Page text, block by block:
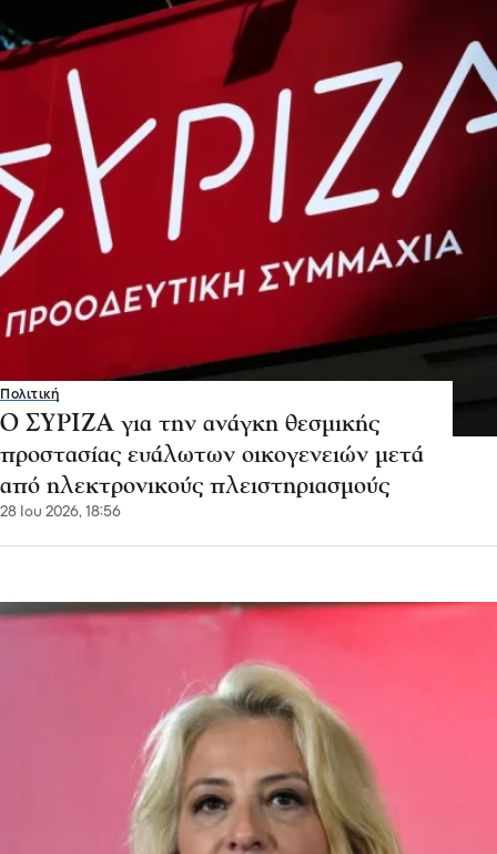
Πολιτική
Ο ΣΥΡΙΖΑ για την ανάγκη θεσμικής
προστασίας ευάλωτων οικογενειών μετά
από ηλεκτρονικούς πλειστηριασμούς
28 Ιου 2026, 18:56